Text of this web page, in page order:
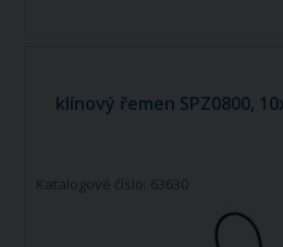
klínový řemen SPZ0800,
Katalogové číslo: 63630